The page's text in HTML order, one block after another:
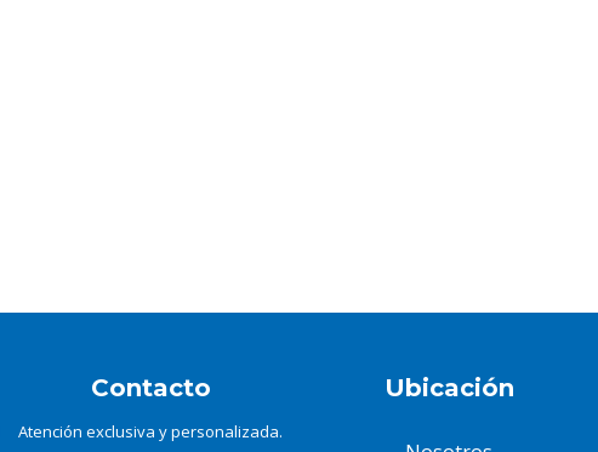
Contacto
Atención exclusiva y personalizada.
Ubicación